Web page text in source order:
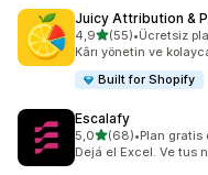
Juicy Attribution &
4,95 yıldız üzerinden
(55)
toplam 55•Ücretsiz
Kârı yönetin ve
Built for Shopify
Escalafy
5,05 yıldız üzerinden
(68)
toplam 68•Plan gratis
Dejá el Excel. Ve tus